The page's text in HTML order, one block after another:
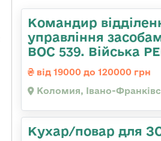
Командир
управління
ВОС 539. Війська
від 19000 до 120000 грн
Коломия, Івано-
Кухар/повар для